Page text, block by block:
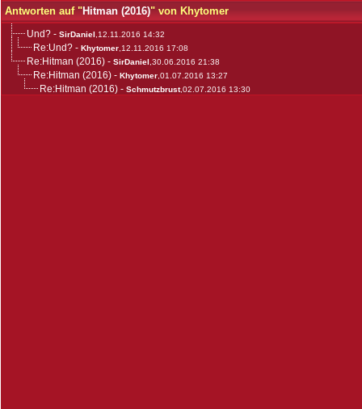
Antworten auf "Hitman (2016)" von Khytomer
Und? - SirDaniel ,12.11.2016 14:32
Re:Und? - Khytomer ,12.11.2016 17:08
Re:Hitman (2016) - SirDaniel ,30.06.2016 21:38
Re:Hitman (2016) - Khytomer ,01.07.2016 13:27
Re:Hitman (2016) - Schmutzbrust,02.07.2016 13:30